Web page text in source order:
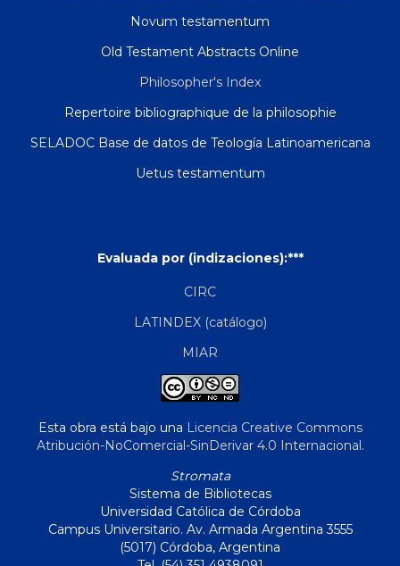
Novum testamentum
Old Testament Abstracts Online
Philosopher's Index
Repertoire bibliographique de la philosophie
SELADOC Base de datos de Teología Latinoamericana
Uetus testamentum
Evaluada por (indizaciones):***
CIRC
LATINDEX (catálogo)
MIAR
Esta obra está bajo una Licencia Creative Commons
Atribución-NoComercial-SinDerivar 4.0 Internacional.
Stromata
Sistema de Bibliotecas
Universidad Católica de Córdoba
Campus Universitario. Av. Armada Argentina 3555
(5017) Córdoba, Argentina